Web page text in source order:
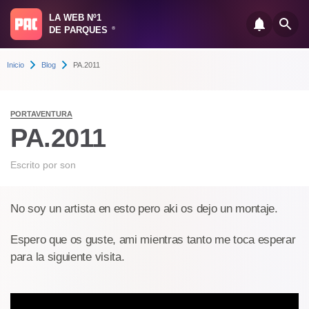
LA WEB Nº1
DE PARQUES
®
Inicio Blog PA.2011
PORTAVENTURA
PA.2011
Escrito por son
No soy un artista en esto pero aki os dejo un montaje.
Espero que os guste, ami mientras tanto me toca esperar
para la siguiente visita.